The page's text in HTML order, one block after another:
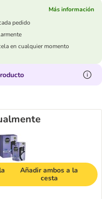
Más información
pedido
en cualquier momento
Añadir ambos a la
cesta